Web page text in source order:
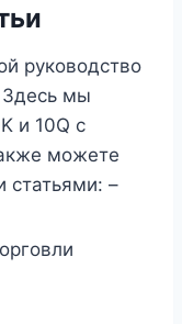
руководство
Здесь мы
и 10Q с
можете
статьями: –